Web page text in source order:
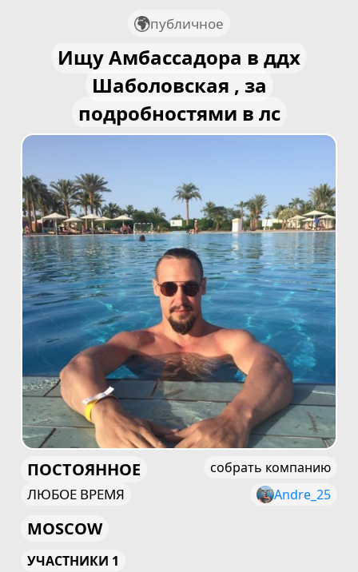
публичное
Ищу Амбассадора в ддх
Шаболовская , за
подробностями в лс
ПОСТОЯННОЕ
ЛЮБОЕ ВРЕМЯ
собрать компанию
Andre_25
MOSCOW
УЧАСТНИКИ 1